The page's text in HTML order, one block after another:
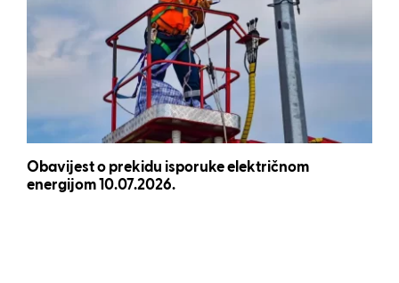
Obavijest o prekidu isporuke električnom
energijom 10.07.2026.